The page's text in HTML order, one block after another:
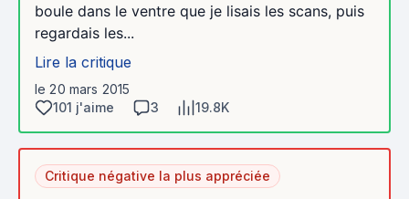
boule dans le ventre que je lisais les scans, puis
regardais les...
Lire la critique
le 20 mars 2015
101 j'aime
3 19.8K
Critique négative la plus appréciée